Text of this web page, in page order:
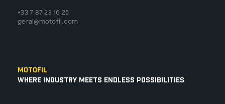
+33 7 87 23 16 25
geral@motofil.com
Motofil
Where Industry Meets Endless Possibilities